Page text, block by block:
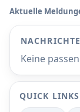
Aktuelle
Keine
QUICK LINKS